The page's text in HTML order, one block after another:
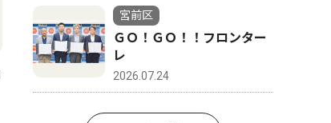
宮前区
ＧＯ！ＧＯ！！フロンター
レ
2026.07.24